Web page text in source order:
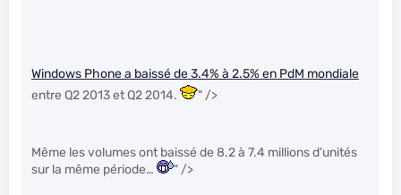
Windows Phone a baissé de 3.4% à 2.5% en PdM mondiale
entre Q2 2013 et Q2 2014.
" />
Même les volumes ont baissé de 8.2 à 7.4 millions d’unités
sur la même période…
" />